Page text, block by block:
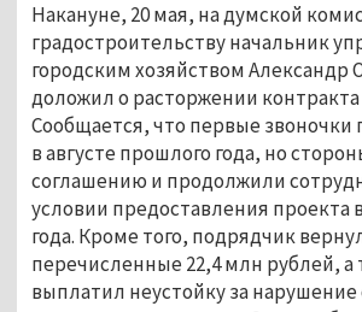
Накануне, 20 мая, на думской
градостроительству начальник
городским хозяйством Александр
доложил о расторжении
Сообщается, что первые звоночки
в августе прошлого года, но
соглашению и продолжили
условии предоставления проекта
года. Кроме того, подрядчик
перечисленные 22,4 млн рублей, а
выплатил неустойку за нарушение